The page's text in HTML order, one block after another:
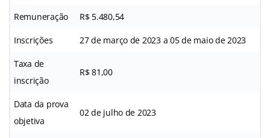
Remuneração R$ 5.480,54
Inscrições 27 de março de 2023 a 05 de maio de 2023
Taxa de
inscrição
R$ 81,00
Data da prova
objetiva
02 de julho de 2023